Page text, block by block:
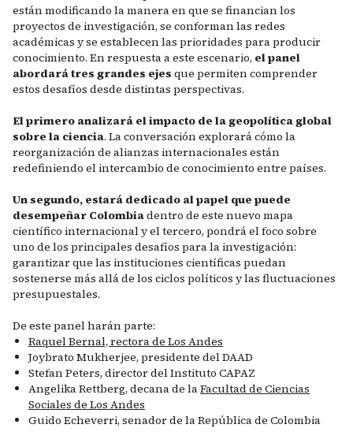
están modificando la manera en que se financian los
proyectos de investigación, se conforman las redes
académicas y se establecen las prioridades para producir
conocimiento. En respuesta a este escenario, el panel
abordará tres grandes ejes que permiten comprender
estos desafíos desde distintas perspectivas.
El primero analizará el impacto de la geopolítica global
sobre la ciencia. La conversación explorará cómo la
reorganización de alianzas internacionales están
redefiniendo el intercambio de conocimiento entre países.
Un segundo, estará dedicado al papel que puede
desempeñar Colombiadentro de este nuevo mapa
científico internacional y el tercero, pondrá el foco sobre
uno de los principales desafíos para la investigación:
garantizar que las instituciones científicas puedan
sostenerse más allá de los ciclos políticos y las fluctuaciones
presupuestales.
De este panel harán parte:
Raquel Bernal, rectora de Los Andes
Joybrato Mukherjee, presidente del DAAD
Stefan Peters, director del Instituto CAPAZ
Angelika Rettberg, decana de laFacultad de Ciencias
Sociales de Los Andes
Guido Echeverri, senador de la República de Colombia